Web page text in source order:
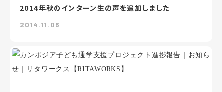
2014年秋のインターン生の声を追加しました
2014.11.06